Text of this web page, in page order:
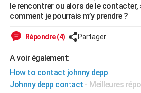
BRICOLAGE
Forum
Aménagement intérieur
Extérieur
Cuisine
Salle de bains
Jardinage
Rangement
Guides de France
Escapades
Patrimoine
Expositions
Musées
Week-end nature
Art de vivre
Bien-être
Loisirs
Mode
Modes de vie
Alimentation
Guide de la santé
Maladies
Médicaments
Sommeil
VOYAGE
le rencontrer ou alors de le contacter,
comment je pourrais m’y prendre ?
Répondre (4) Partager
A voir également:
How to contact johnny depp
Johnny depp contact - Meilleures